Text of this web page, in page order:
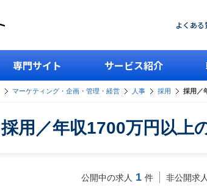
よくある
専門サイト サービス紹介
マーケティング・企画・管理・経営 人事 採用 採用／
採用／年収1700万円以上
公開中の求人 1 件 非公開求人